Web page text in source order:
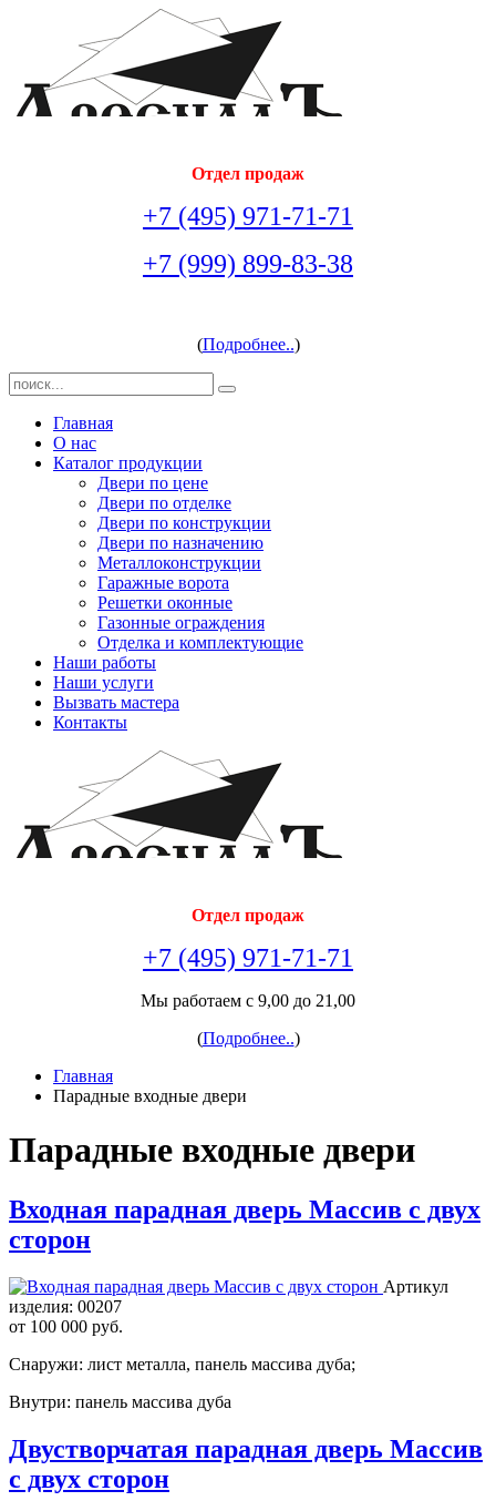
Отдел продаж
+7 (495) 971-71-71
+7 (999) 899-83-38
(Подробнее..)
Главная
О нас
Каталог продукции
Двери по цене
Двери по отделке
Двери по конструкции
Двери по назначению
Металлоконструкции
Гаражные ворота
Решетки оконные
Газонные ограждения
Отделка и комплектующие
Наши работы
Наши услуги
Вызвать мастера
Контакты
Отдел продаж
+7 (495) 971-71-71
Мы работаем с 9,00 до 21,00
(Подробнее..)
Главная
Парадные входные двери
Парадные входные двери
Входная парадная дверь Массив с двух
сторон
Артикул
изделия: 00207
от 100 000 руб.
Снаружи: лист металла, панель массива дуба;
Внутри: панель массива дуба
Двустворчатая парадная дверь Массив
с двух сторон